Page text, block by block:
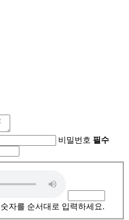
비밀번호 필수
자를 순서대로 입력하세요.